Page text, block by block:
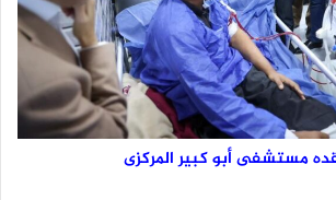
مستشفى أبو كبير المركزى